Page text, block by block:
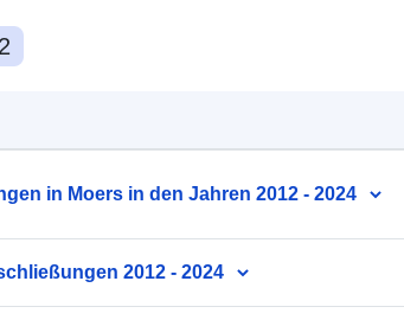
2
in Moers in den Jahren 2012 - 2024
2012 - 2024